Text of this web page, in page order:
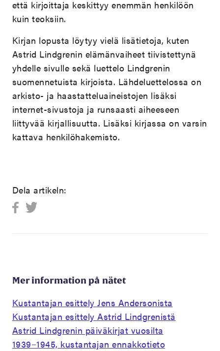
että kirjoittaja keskittyy enemmän henkilöön
kuin teoksiin.
Kirjan lopusta löytyy vielä lisätietoja, kuten
Astrid Lindgrenin elämänvaiheet tiivistettynä
yhdelle sivulle sekä luettelo Lindgrenin
suomennetuista kirjoista. Lähdeluettelossa on
arkisto- ja haastatteluaineistojen lisäksi
internet-sivustoja ja runsaasti aiheeseen
liittyvää kirjallisuutta. Lisäksi kirjassa on varsin
kattava henkilöhakemisto.
Dela artikeln:
Mer information på nätet
Kustantajan esittely Jens Andersonista
Kustantajan esittely Astrid Lindgrenistä
Astrid Lindgrenin päiväkirjat vuosilta
1939−1945, kustantajan ennakkotieto